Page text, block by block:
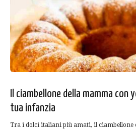
Il ciambellone della mamma
tua infanzia
Tra i dolci italiani più amati, il ciambellone